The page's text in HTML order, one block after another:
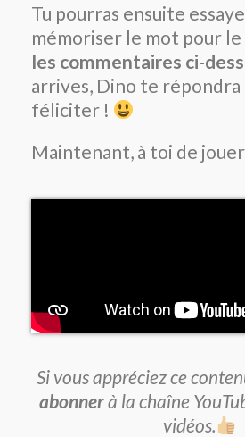
Tu pourras ensuite
mémoriser le mot pour
les commentaires ci-
arrives, Dino te
féliciter !
Maintenant, à toi de
Si vous appréciez ce
abonnerà la chaîne
vidéos.